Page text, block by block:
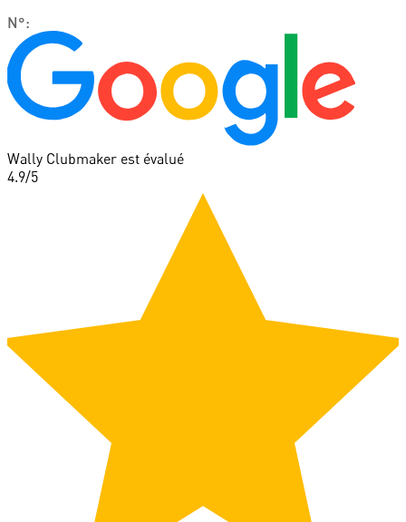
N°:
Wally Clubmaker est évalué
4.9/5